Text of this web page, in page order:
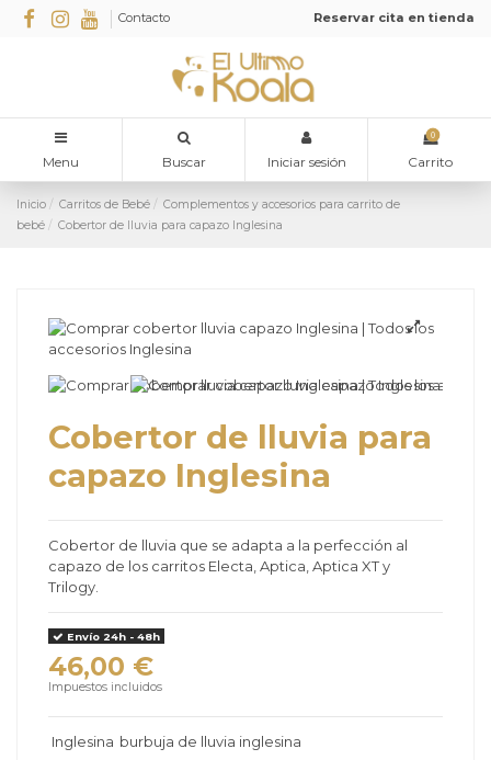
Contacto Reservar cita en tienda
Menu Buscar Iniciar sesión
0
Carrito
Inicio Carritos de Bebé
Complementos y accesorios para carrito de
bebé
Cobertor de lluvia para capazo Inglesina
Cobertor de lluvia para
capazo Inglesina
Cobertor de lluvia que se adapta a la perfección al
capazo de los carritos Electa, Aptica, Aptica XT y
Trilogy.
Envío 24h - 48h
46,00 €
Impuestos incluidos
Inglesina burbuja de lluvia inglesina